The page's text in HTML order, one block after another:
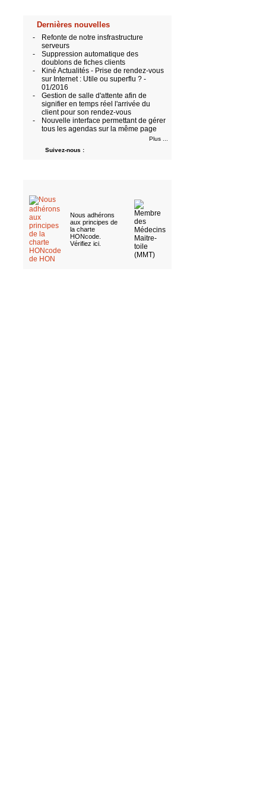
Dernières nouvelles
-
Refonte de notre insfrastructure
serveurs
-
Suppression automatique des
doublons de fiches clients
-
Kiné Actualités - Prise de rendez-vous
sur Internet : Utile ou superflu ? -
01/2016
-
Gestion de salle d'attente afin de
signifier en temps réel l'arrivée du
client pour son rendez-vous
-
Nouvelle interface permettant de gérer
tous les agendas sur la même page
Plus ...
Suivez-nous :
Nous adhérons
aux principes de
la charte
HONcode.
Vérifiez ici.